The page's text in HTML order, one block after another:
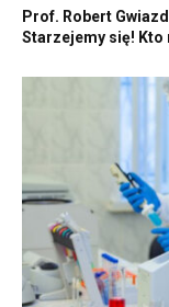
Prof. Robert
Starzejemy się! Kto